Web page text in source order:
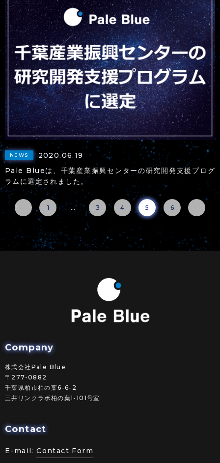
NEWS
2020.06.19
Pale Blueは、千葉産業振興センターの研究開発支援プログ
ラムに選定されました。
1 … 3 4 5 6
Company
株式会社Pale Blue
〒277-0882
千葉県柏市柏の葉6-6-2
三井リンクラボ柏の葉1-101号室
Contact
E-mail:Contact Form